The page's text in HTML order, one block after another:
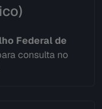
Federal de
consulta no